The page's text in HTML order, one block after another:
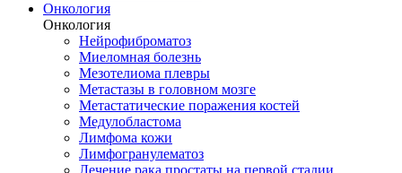
Онкология
Онкология
Нейрофиброматоз
Миеломная болезнь
Мезотелиома плевры
Метастазы в головном мозге
Метастатические поражения костей
Медулобластома
Лимфома кожи
Лимфогранулематоз
Лечение рака простаты на первой стадии